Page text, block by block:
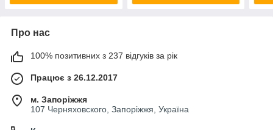
Про нас
100% позитивних з 237 відгуків за рік
Працює з 26.12.2017
м. Запоріжжя
107 Черняховского, Запоріжжя, Україна